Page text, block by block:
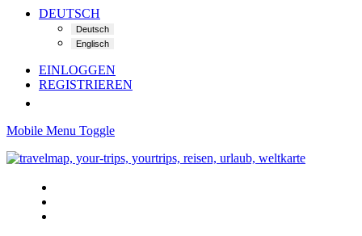
DEUTSCH
EINLOGGEN
REGISTRIEREN
Mobile Menu Toggle